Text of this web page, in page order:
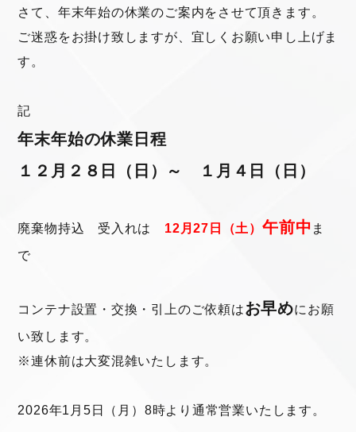
さて、年末年始の休業のご案内をさせて頂きます。
ご迷惑をお掛け致しますが、宜しくお願い申し上げま
す。
記
年末年始の休業日程
１２月２８日（日）～ １月４日（日）
廃棄物持込 受入れは 12月27日（土）午前中 ま
で
コンテナ設置・交換・引上のご依頼はお早めにお願
い致します。
※連休前は大変混雑いたします。
2026年1 月5日（月）8時より通常営業いたします。